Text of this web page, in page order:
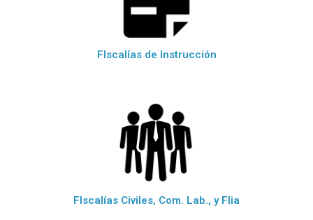
FIscalías de Instrucción
FIscalías Civiles, Com. Lab., y Flia